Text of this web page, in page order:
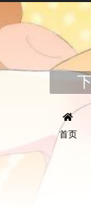
首页